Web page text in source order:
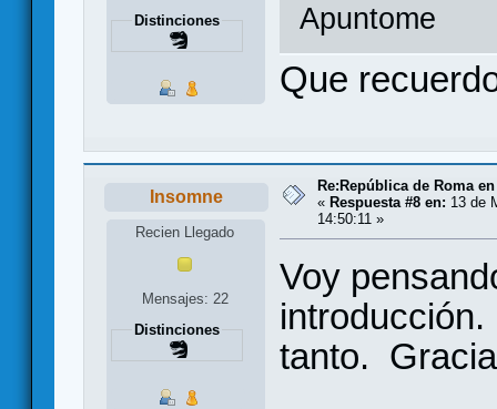
Distinciones
Apuntome
Que
Insomne
Recien Llegado
Mensajes: 22
Distinciones
Re:República de Roma
« Respuesta #8 en: 13 de
14:50:11 »
Voy
tanto.